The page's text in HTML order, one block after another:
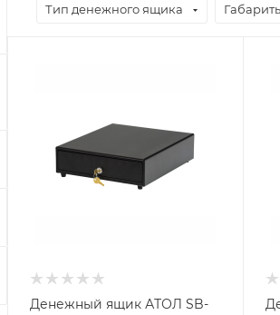
Тип денежного ящика
Денежный ящик АТОЛ SB-